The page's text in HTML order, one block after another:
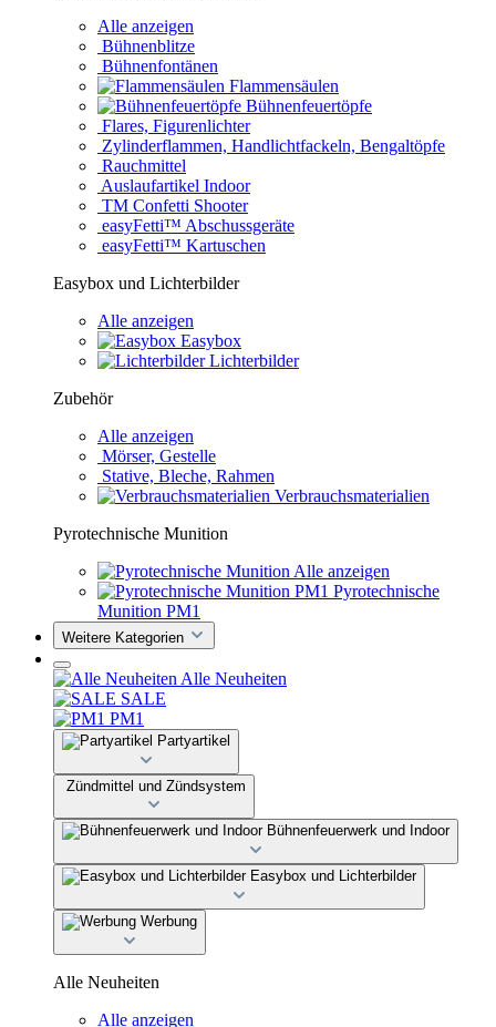
Alle anzeigen
Bühnenblitze
Bühnenfontänen
Flammensäulen
Bühnenfeuertöpfe
Flares, Figurenlichter
Zylinderflammen, Handlichtfackeln, Bengaltöpfe
Rauchmittel
Auslaufartikel Indoor
TM Confetti Shooter
easyFetti™ Abschussgeräte
easyFetti™ Kartuschen
Easybox und Lichterbilder
Alle anzeigen
Easybox
Lichterbilder
Zubehör
Alle anzeigen
Mörser, Gestelle
Stative, Bleche, Rahmen
Verbrauchsmaterialien
Pyrotechnische Munition
Alle anzeigen
Pyrotechnische
Munition PM1
Weitere Kategorien
Alle Neuheiten
SALE
PM1
Partyartikel
Zündmittel und Zündsystem
Bühnenfeuerwerk und Indoor
Easybox und Lichterbilder
Werbung
Alle Neuheiten
Alle anzeigen